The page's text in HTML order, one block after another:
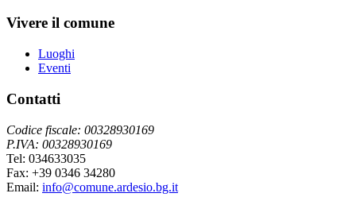
Vivere il comune
Luoghi
Eventi
Contatti
Codice fiscale: 00328930169
P.IVA: 00328930169
Tel: 034633035
Fax: +39 0346 34280
Email: info@comune.ardesio.bg.it